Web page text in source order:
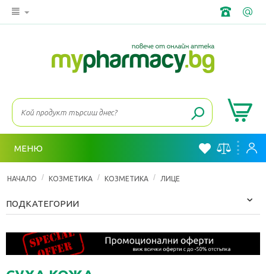
МЕНЮ
НАЧАЛО / КОЗМЕТИКА / КОЗМЕТИКА / ЛИЦЕ
ПОДКАТЕГОРИИ